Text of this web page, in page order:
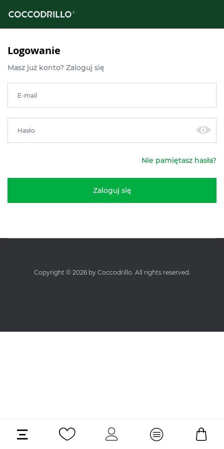
Logowanie
Masz już konto? Zaloguj się
E-mail
Hasło
Nie pamiętasz hasła?
Zaloguj się
Copyright © 2026 by Coccodrillo. All rights reserved.